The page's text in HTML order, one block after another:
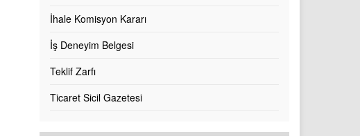
İhale Komisyon Kararı
İş Deneyim Belgesi
Teklif Zarfı
Ticaret Sicil Gazetesi